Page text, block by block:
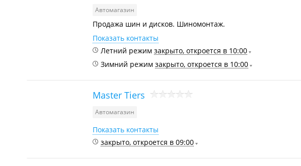
Автомагазин
Продажа шин и дисков. Шиномонтаж.
Показать контакты
Летний режим закрыто, откроется в 10:00
Зимний режим закрыто, откроется в 10:00
Master Tiers
Автомагазин
Показать контакты
закрыто, откроется в 09:00